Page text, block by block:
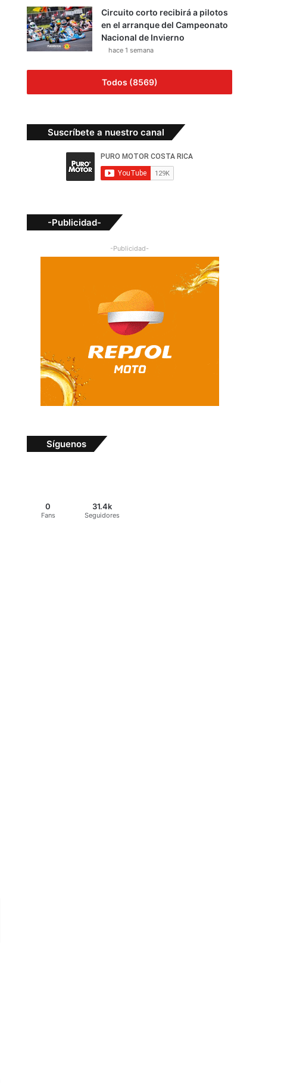
Circuito corto recibirá a pilotos
en el arranque del Campeonato
Nacional de Invierno
hace 1 semana
Todos (8569)
Suscríbete a nuestro canal
-Publicidad-
-Publicidad-
Síguenos
0
Fans
31.4k
Seguidores